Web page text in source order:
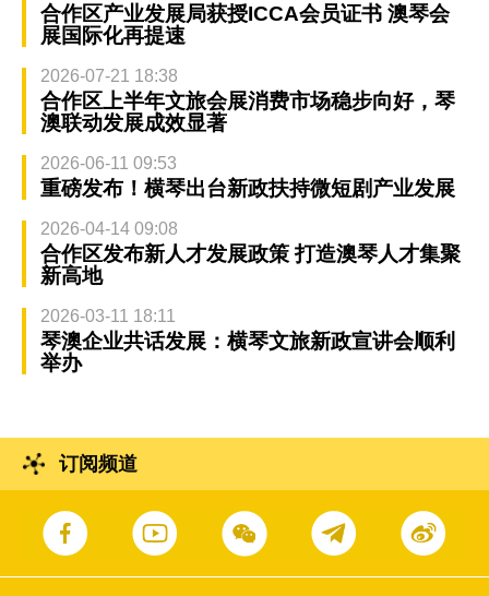
合作区产业发展局获授ICCA会员证书 澳琴会
展国际化再提速
2026-07-21 18:38
合作区上半年文旅会展消费市场稳步向好，琴
澳联动发展成效显著
2026-06-11 09:53
重磅发布！横琴出台新政扶持微短剧产业发展
2026-04-14 09:08
合作区发布新人才发展政策 打造澳琴人才集聚
新高地
2026-03-11 18:11
琴澳企业共话发展：横琴文旅新政宣讲会顺利
举办
订阅频道